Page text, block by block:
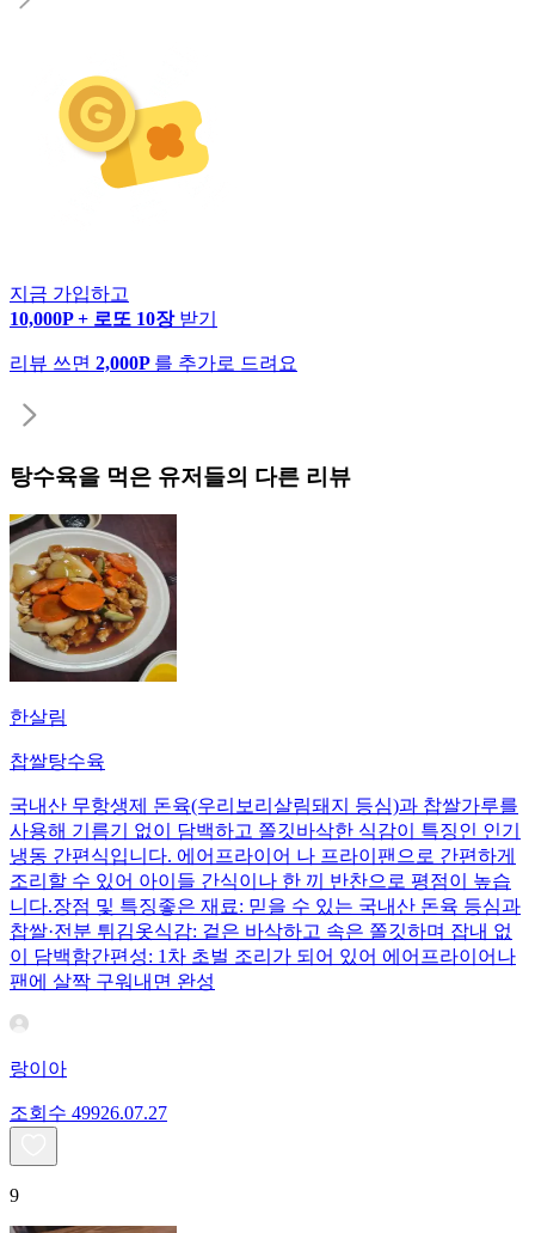
지금 가입하고
10,000P + 로또 10장 받기
리뷰 쓰면 2,000P 를 추가로 드려요
탕수육을 먹은 유저들의 다른 리뷰
한살림
찹쌀탕수육
국내산 무항생제 돈육(우리보리살림돼지 등심)과 찹쌀가루를
사용해 기름기 없이 담백하고 쫄깃바삭한 식감이 특징인 인기
냉동 간편식입니다. 에어프라이어 나 프라이팬으로 간편하게
조리할 수 있어 아이들 간식이나 한 끼 반찬으로 평점이 높습
니다.장점 및 특징좋은 재료: 믿을 수 있는 국내산 돈육 등심과
찹쌀·전분 튀김옷식감: 겉은 바삭하고 속은 쫄깃하며 잡내 없
이 담백함간편성: 1차 초벌 조리가 되어 있어 에어프라이어나
팬에 살짝 구워내면 완성
랑이아
조회수 49926.07.27
9